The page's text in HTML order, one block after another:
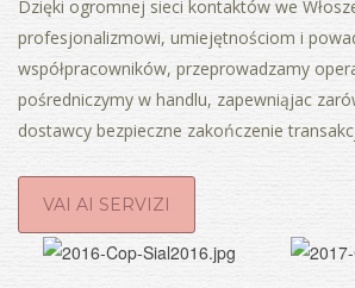
Dzięki ogromnej sieci kontaktów we
profesjonalizmowi, umiejętnościom i
współpracowników, przeprowadzamy
pośredniczymy w handlu, zapewniąjac
dostawcy bezpieczne zakończenie
VAI AI SERVIZI